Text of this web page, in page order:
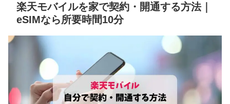
楽天モバイルを家で契約・開通する方法｜
eSIMなら所要時間10分